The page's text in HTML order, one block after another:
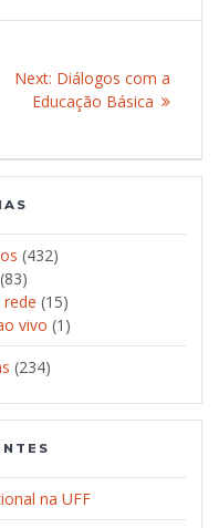
Next: Next
post:
Diálogos com a
Educação Básica
(432)
(83)
rede (15)
vivo (1)
(234)
na UFF